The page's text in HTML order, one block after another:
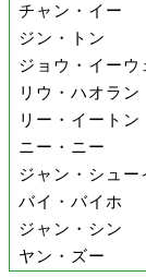
チャン・イー
ジン・トン
ジョウ・イーウ
リウ・ハオラン
リー・イートン
ニー・ニー
ジャン・シュー
バイ・バイホ
ジャン・シン
ヤン・ズー